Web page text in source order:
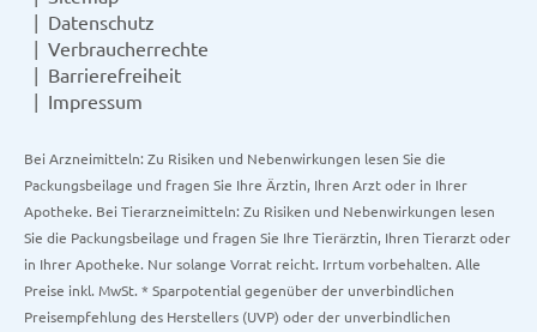
Datenschutz
Verbraucherrechte
Barrierefreiheit
Impressum
Bei Arzneimitteln: Zu Risiken und Nebenwirkungen lesen Sie die
Packungsbeilage und fragen Sie Ihre Ärztin, Ihren Arzt oder in Ihrer
Apotheke. Bei Tierarzneimitteln: Zu Risiken und Nebenwirkungen lesen
Sie die Packungsbeilage und fragen Sie Ihre Tierärztin, Ihren Tierarzt oder
in Ihrer Apotheke. Nur solange Vorrat reicht. Irrtum vorbehalten. Alle
Preise inkl. MwSt. * Sparpotential gegenüber der unverbindlichen
Preisempfehlung des Herstellers (UVP) oder der unverbindlichen